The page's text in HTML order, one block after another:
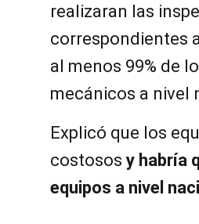
realizaran las
correspondientes
al menos 99% de
mecánicos a nivel
Explicó que los
costosos y habría
equipos a nivel